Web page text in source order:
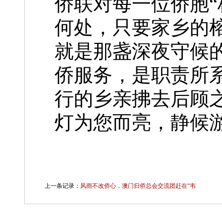
何处，只要家乡的
就是那盏深夜守候
侨服务，是职责所
行的乡亲拂去后顾
灯为您而亮，静候
上一条记录： 风雨不改侨心，澳门归侨总会交流团赶在“韦